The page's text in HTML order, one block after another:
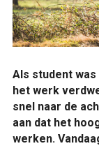
Als student
het werk
snel naar de
aan dat het
werken.